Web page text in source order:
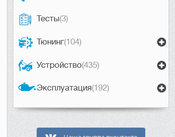
Тесты(3)
Тюнинг(104)
Устройство(435)
Эксплуатация(192)